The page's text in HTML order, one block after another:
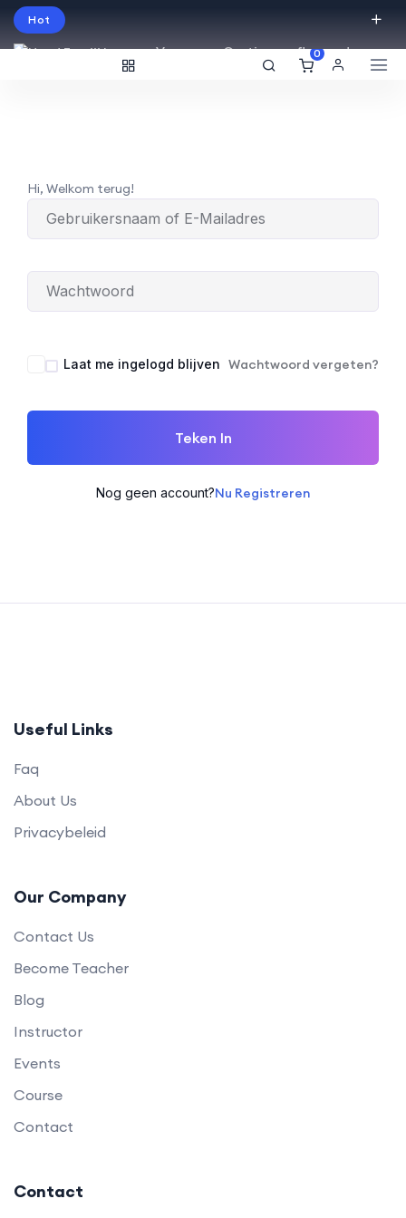
Hot
Vraag een Gratis proefles aan!
0
Hi, Welkom terug!
Laat me ingelogd blijven Wachtwoord vergeten?
Teken In
Nog geen account?Nu Registreren
Useful Links
Faq
About Us
Privacybeleid
Our Company
Contact Us
Become Teacher
Blog
Instructor
Events
Course
Contact
Contact